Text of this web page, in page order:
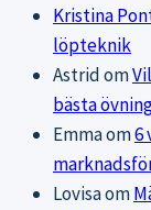
Kristina
löpteknik
Astridom
bästa
Emmaom6
Lovisaom